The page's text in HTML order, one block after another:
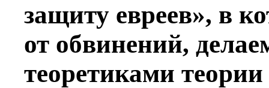
защиту евреев», в
от обвинений,
теоретиками